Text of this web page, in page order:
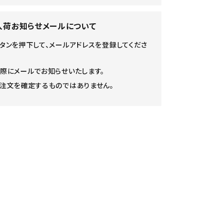
荷お知らせメールについて
ンを押下して、メールアドレスを登録してくださ
にメールでお知らせいたします。
文を確定するものではありません。